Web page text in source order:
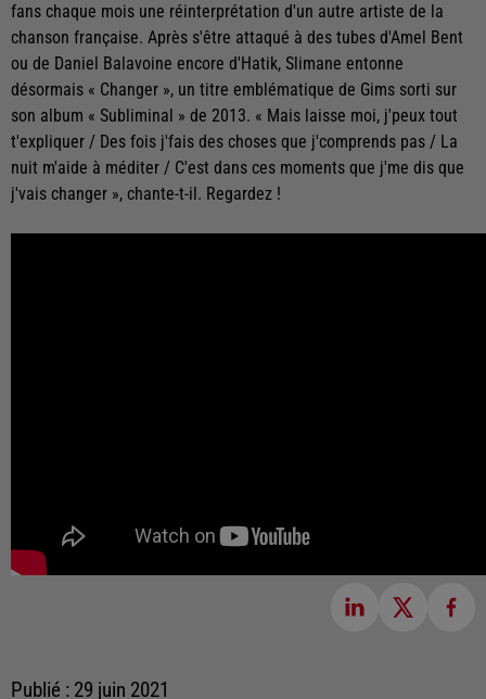
fans chaque mois une réinterprétation d'un autre artiste de la
chanson française. Après s'être attaqué à des tubes d'Amel Bent
ou de Daniel Balavoine encore d'Hatik, Slimane entonne
désormais « Changer », un titre emblématique de Gims sorti sur
son album « Subliminal » de 2013. « Mais laisse moi, j'peux tout
t'expliquer / Des fois j'fais des choses que j'comprends pas / La
nuit m'aide à méditer / C'est dans ces moments que j'me dis que
j'vais changer », chante-t-il. Regardez !
Publié : 29 juin 2021